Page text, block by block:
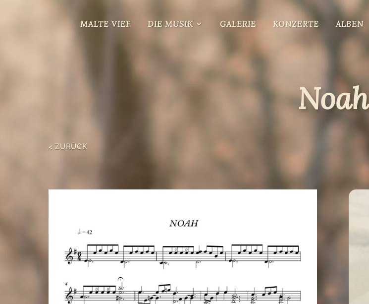
MALTE VIEF DIE MUSIK GALERIE KONZERTE ALBEN
Noah
< ZURÜCK